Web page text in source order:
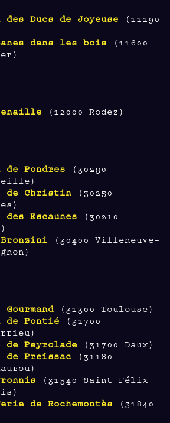
des Ducs de Joyeuse (11190
dans les bois (11600
(12000 Rodez)
de Pondres (30250
de Christin (30250
des Escaunes (30210
(30400 Villeneuve-
(31300 Toulouse)
de Pontié (31700
de Peyrolade (31700 Daux)
de Preissac (31180
(31540 Saint Félix
de Rochemontès (31840